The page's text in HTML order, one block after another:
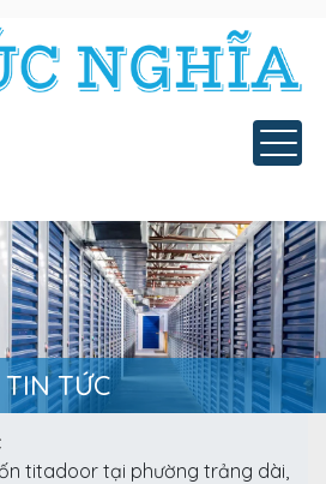
TIN TỨC
titadoor tại phường trảng dài,